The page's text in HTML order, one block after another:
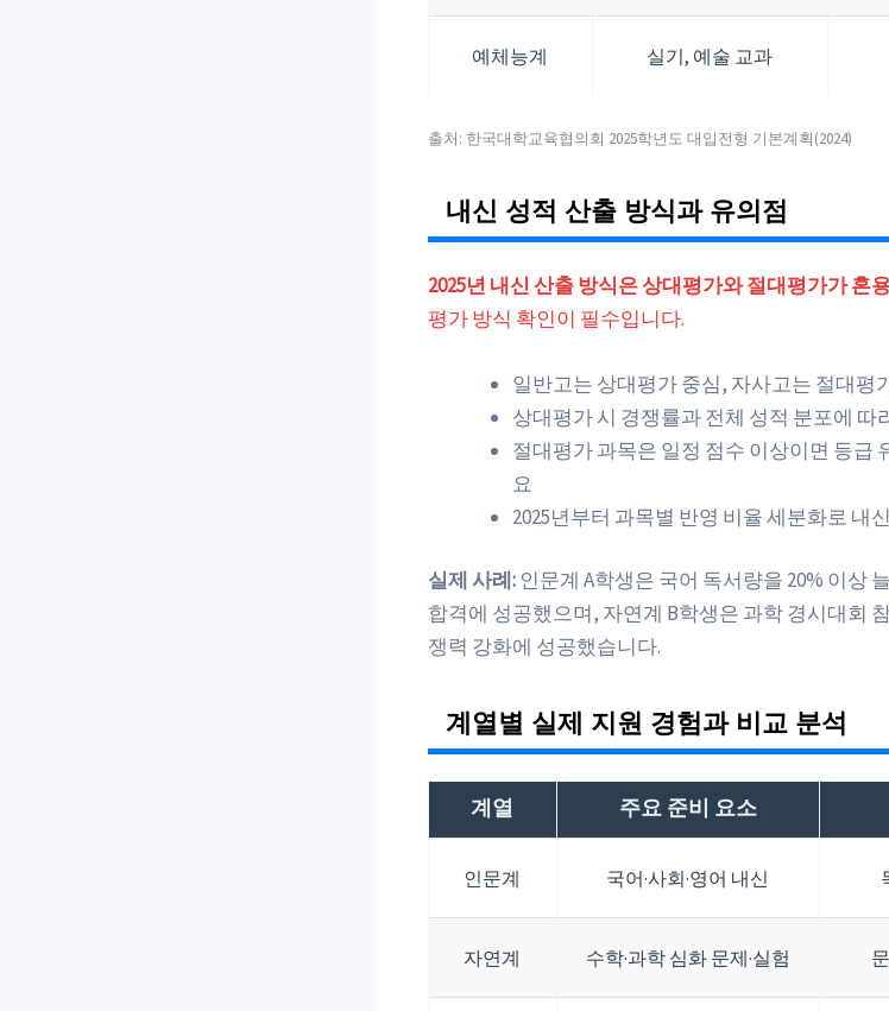
예체능계 실기, 예술 교과
출처: 한국대학교육협의회 2025학년도 대입전형 기본계획(2024)
내신 성적 산출 방식과 유의점
2025년 내신 산출 방식은 상대평가와 절대평가가 혼
평가 방식 확인이 필수입니다.
일반고는 상대평가 중심, 자사고는 절대평
상대평가 시 경쟁률과 전체 성적 분포에 따
절대평가 과목은 일정 점수 이상이면 등급
요
2025년부터 과목별 반영 비율 세분화로 내
실제 사례:인문계 A학생은 국어 독서량을 20% 이상
합격에 성공했으며, 자연계 B학생은 과학 경시대회
쟁력 강화에 성공했습니다.
계열별 실제 지원 경험과 비교 분석
계열 주요 준비 요소
인문계 국어·사회·영어 내신
자연계 수학·과학 심화 문제·실험